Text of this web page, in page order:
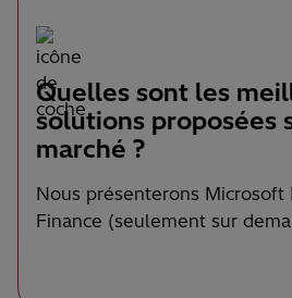
Quelles sont les
solutions proposées
marché ?
Nous présenterons Microsoft
Finance (seulement sur